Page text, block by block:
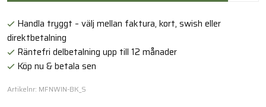
Handla tryggt – välj mellan faktura, kort, swish eller
direktbetalning
Räntefri delbetalning upp till 12 månader
Köp nu & betala sen
Artikelnr: MFNWIN-BK_S